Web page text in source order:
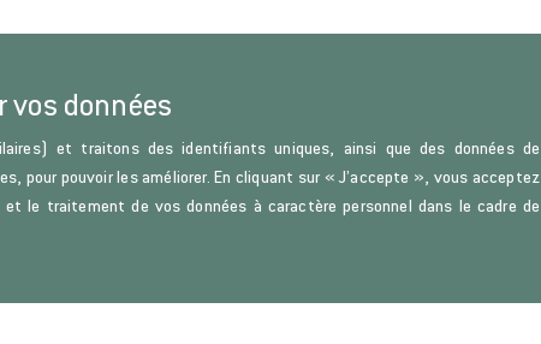
vos données
et traitons des identifiants uniques, ainsi que des données de
pour pouvoir les améliorer. En cliquant sur « J’accepte », vous acceptez
le traitement de vos données à caractère personnel dans le cadre de